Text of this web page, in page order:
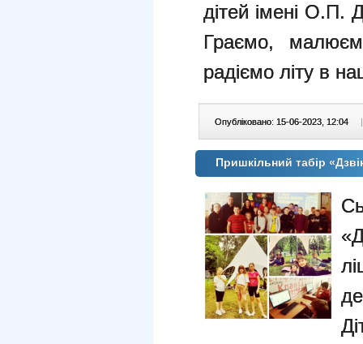
дітей імені О.П.
Граємо,
радіємо літу в
Опубліковано: 15-06-2023, 12:04 |
Пришкільний табір